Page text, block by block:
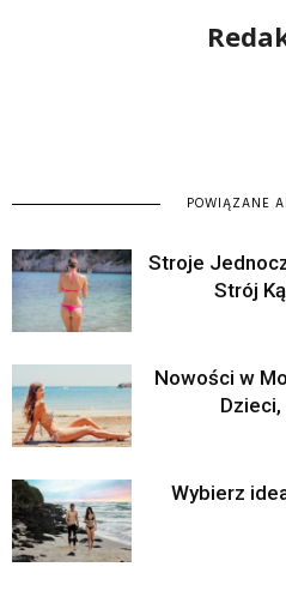
POWIĄZANE
Stroje
Strój
Nowości w
Wybierz